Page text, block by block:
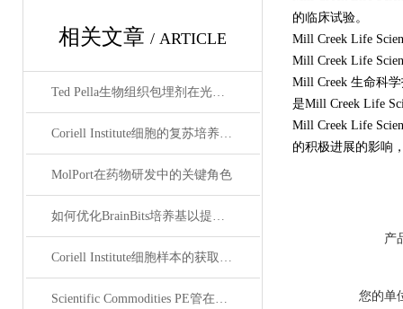
相关文章 / ARTICLE
Ted Pella生物组织包埋剂在光镜与电镜联用技术中的应用
Coriell Institute细胞的复苏培养与质量控制规范
MolPort在药物研发中的关键角色
如何优化BrainBits培养基以提高实验效果？
Coriell Institute细胞样本的获取与应用指南
Scientific Commodities PE管在环保实验中的作用
的临床试验。
Mill Creek Life
Mill Creek Life
Mill Creek 生命科
是Mill Creek Life
Mill Creek Life
的积极进展的影响
产
您的单